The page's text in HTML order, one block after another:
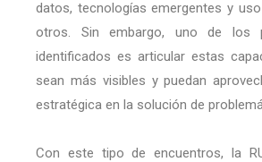
datos, tecnologías emergentes y
otros. Sin embargo, uno de los
identificados es articular estas
sean más visibles y puedan
estratégica en la solución de
Con este tipo de encuentros, la